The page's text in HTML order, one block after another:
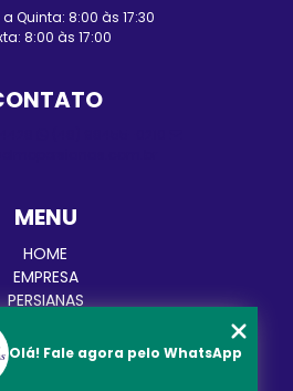
Quinta: 8:00 às 17:30
8:00 às 17:00
MENU
HOME
EMPRESA
PERSIANAS
TOLDOS
Olá! Fale agora pelo WhatsApp